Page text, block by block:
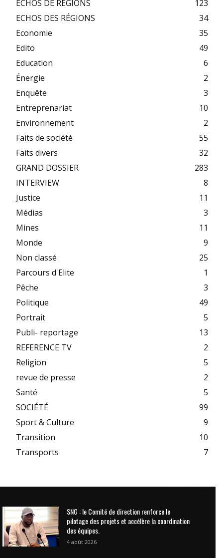
ECHOS DE REGIONS
123
ECHOS DES RÉGIONS
34
Economie
35
Edito
49
Education
6
Énergie
2
Enquête
3
Entreprenariat
10
Environnement
2
Faits de société
55
Faits divers
32
GRAND DOSSIER
283
INTERVIEW
8
Justice
11
Médias
3
Mines
11
Monde
9
Non classé
25
Parcours d'Elite
1
Pêche
3
Politique
49
Portrait
5
Publi- reportage
13
REFERENCE TV
2
Religion
5
revue de presse
2
Santé
5
SOCIÉTÉ
99
Sport & Culture
9
Transition
10
Transports
7
SNG : le Comité de direction renforce le
pilotage des projets et accélère la coordination
des équipes.
4 août 2026